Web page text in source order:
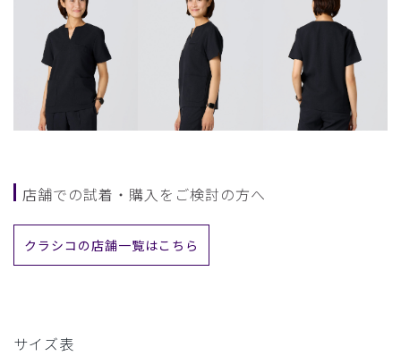
店舗での試着・購入をご検討の方へ
クラシコの店舗一覧はこちら
サイズ表